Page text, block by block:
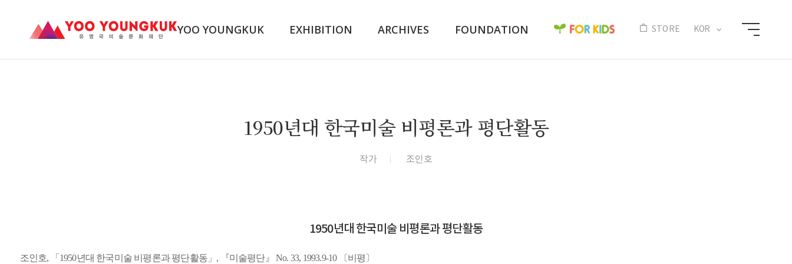
YOO YOUNGKUK EXHIBITION ARCHIVES FOUNDATION STORE KOR
1950년대 한국미술 비평론과 평단활동
작가 조인호
1950년대 한국미술 비평론과 평단활동
조인호, 「1950년대 한국미술 비평론과 평단활동」, 『미술평단』 No. 33, 1993.9-10 〔비평〕